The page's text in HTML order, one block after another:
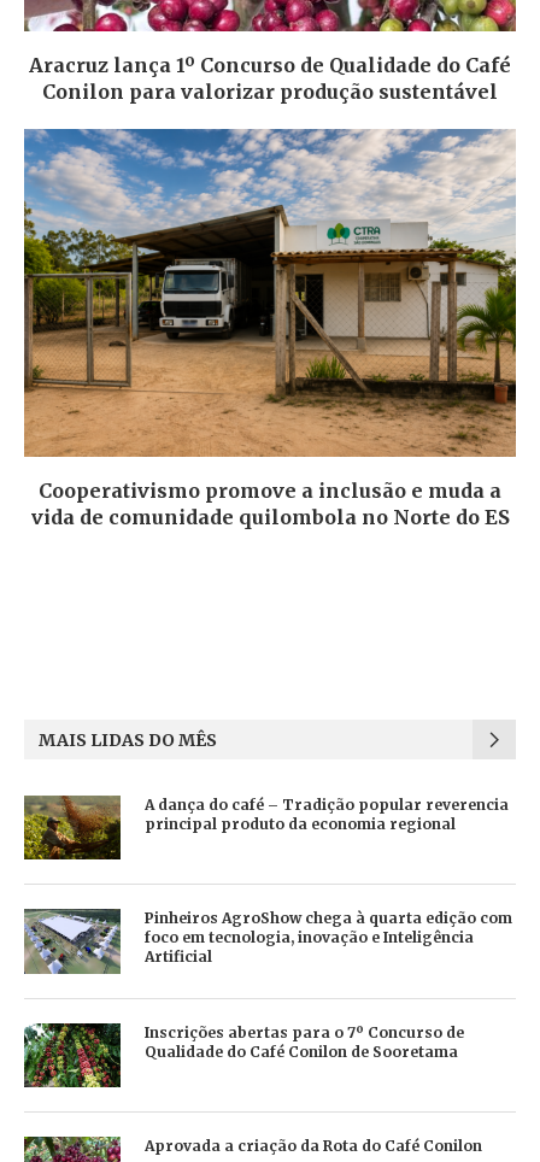
Aracruz lança 1º Concurso de Qualidade do Café
Conilon para valorizar produção sustentável
Cooperativismo promove a inclusão e muda a
vida de comunidade quilombola no Norte do ES
MAIS LIDAS DO MÊS
A dança do café – Tradição popular reverencia
principal produto da economia regional
Pinheiros AgroShow chega à quarta edição com
foco em tecnologia, inovação e Inteligência
Artificial
Inscrições abertas para o 7º Concurso de
Qualidade do Café Conilon de Sooretama
Aprovada a criação da Rota do Café Conilon